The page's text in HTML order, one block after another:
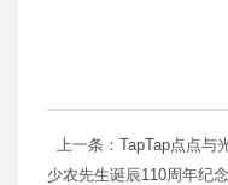
上一条：TapTap点点与
少农先生诞辰110周年纪